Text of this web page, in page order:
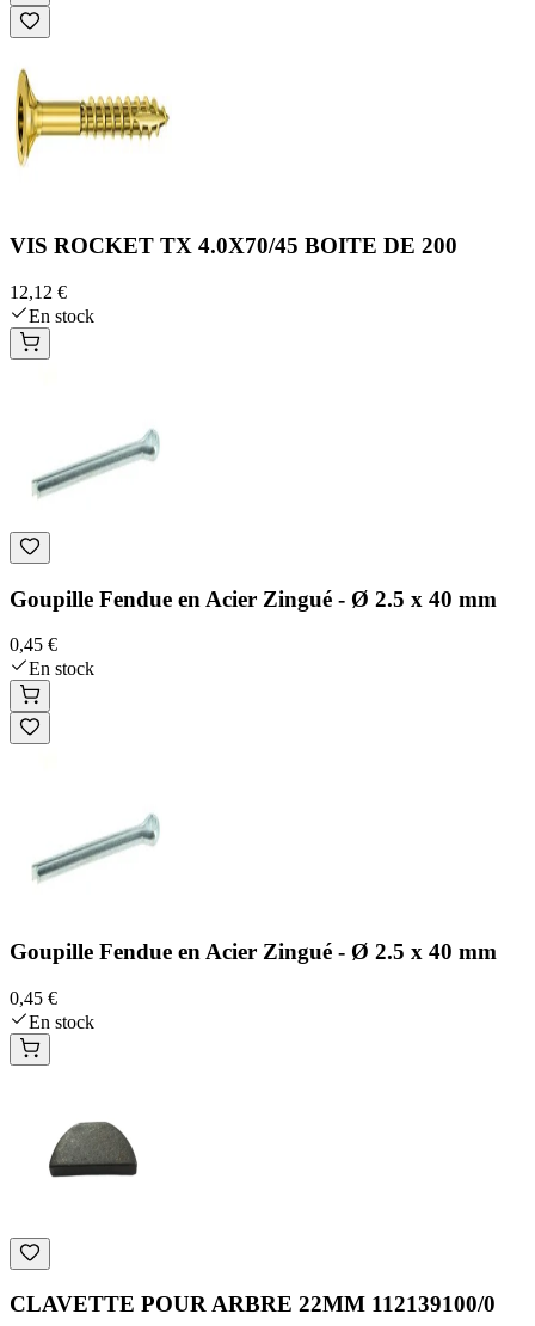
VIS ROCKET TX 4.0X70/45 BOITE DE 200
12,12 €
En stock
Goupille Fendue en Acier Zingué - Ø 2.5 x 40 mm
0,45 €
En stock
Goupille Fendue en Acier Zingué - Ø 2.5 x 40 mm
0,45 €
En stock
CLAVETTE POUR ARBRE 22MM 112139100/0